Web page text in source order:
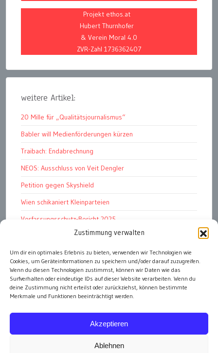
Zustimmung verwalten
Um dir ein optimales Erlebnis zu bieten, verwenden wir Technologien wie
Cookies, um Geräteinformationen zu speichern und/oder darauf zuzugreifen.
Wenn du diesen Technologien zustimmst, können wir Daten wie das
Surfverhalten oder eindeutige IDs auf dieser Website verarbeiten. Wenn du
deine Zustimmung nicht erteilst oder zurückziehst, können bestimmte
Merkmale und Funktionen beeinträchtigt werden.
Akzeptieren
Ablehnen
Projekt ethos.at
Hubert Thurnhofer
& Verein Moral 4.0
ZVR-Zahl 1736362407
weitere Artikel:
20 Mille für „Qualitätsjournalismus“
Babler will Medienförderungen kürzen
Traibach: Endabrechnung
NEOS: Ausschluss von Veit Dengler
Petition gegen Skyshield
Wien schikaniert Kleinparteien
Verfassungsschutz-Bericht 2025
Ziel: endloser Krieg
110 statt 90 Mille Medienförderung
Strafen für „Integrations-Verweigerer“
alle Artikel